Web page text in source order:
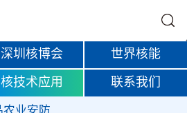
深圳核博会 世界核能
核技术应用 联系我们